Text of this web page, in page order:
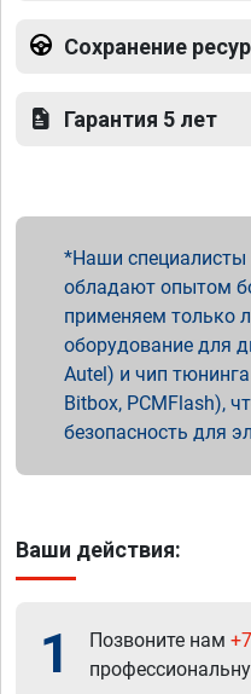
Сохранение
Гарантия 5 лет
Наши специалисты
обладают опытом
применяем только
оборудование для
Autel) и чип
Bitbox, PCMFlash),
безопасность для
Ваши действия:
1 Позвоните нам